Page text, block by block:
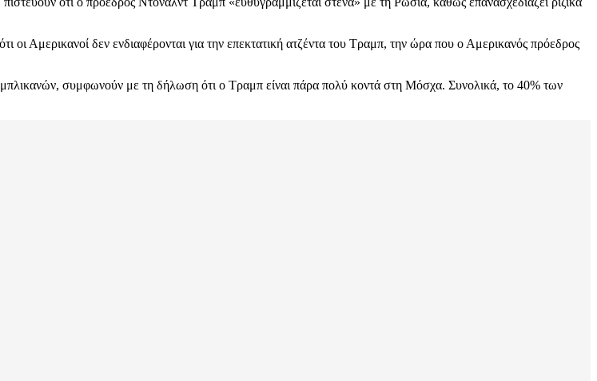
Αμερικανοί δεν ενδιαφέρονται για την επεκτατική ατζέντα του Τραμπ, την ώρα που ο Αμερικανός πρόεδρος
συμφωνούν με τη δήλωση ότι ο Τραμπ είναι πάρα πολύ κοντά στη Μόσχα. Συνολικά, το 40% των